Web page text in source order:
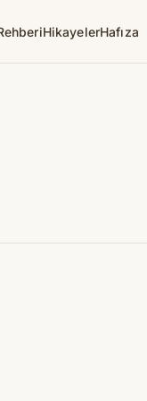
HikayelerHafıza